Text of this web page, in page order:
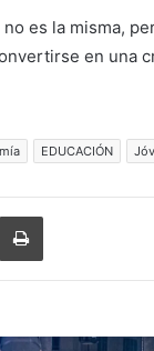
es la misma,
en una
EDUCACIÓN
por correo electrónicoImprimir